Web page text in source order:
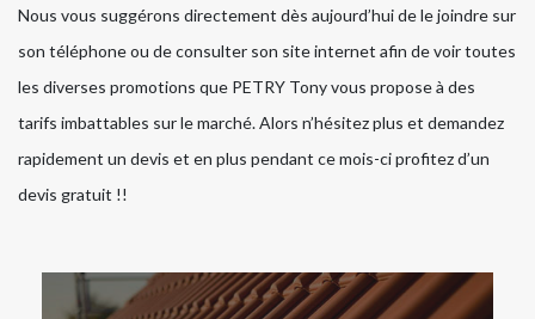
Nous vous suggérons directement dès aujourd’hui de le joindre sur
son téléphone ou de consulter son site internet afin de voir toutes
les diverses promotions que PETRY Tony vous propose à des
tarifs imbattables sur le marché. Alors n’hésitez plus et demandez
rapidement un devis et en plus pendant ce mois-ci profitez d’un
devis gratuit !!